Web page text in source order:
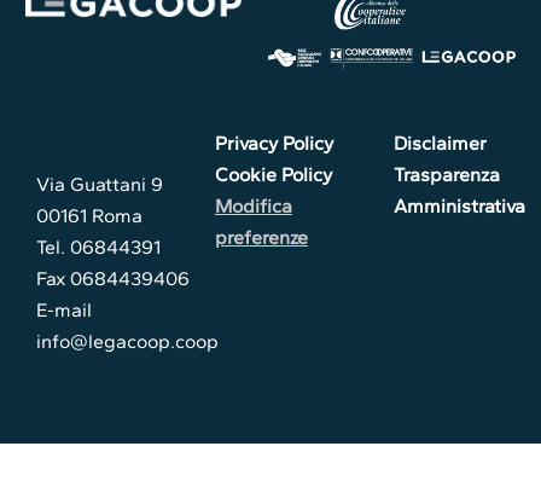
Via Guattani 9
00161 Roma
Tel. 06844391
Fax 0684439406
E-mail
info@legacoop.coop
Privacy Policy
Cookie Policy
Modifica
preferenze
Disclaimer
Trasparenza
Amministrativa